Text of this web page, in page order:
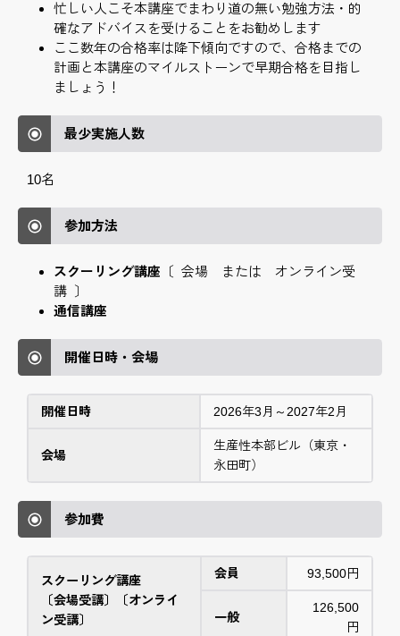
忙しい人こそ本講座でまわり道の無い勉強方法・的
確なアドバイスを受けることをお勧めします
ここ数年の合格率は降下傾向ですので、合格までの
計画と本講座のマイルストーンで早期合格を目指し
ましょう！
最少実施人数
10名
参加方法
スクーリング講座 〔 会場 または オンライン受
講 〕
通信講座
開催日時・会場
開催日時 2026年3月～2027年2月
会場
生産性本部ビル（東京・
永田町）
参加費
スクーリング講座
〔会場受講〕〔オンライ
ン受講〕
会員 93,500円
一般
126,500
円